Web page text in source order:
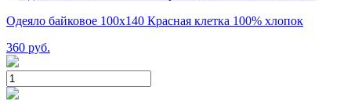
Одеяло байковое 100х140 Красная клетка 100% хлопок
360 руб.